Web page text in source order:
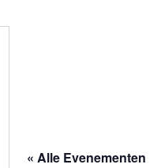
« Alle Evenementen